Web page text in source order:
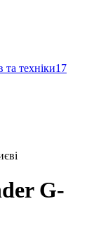
техніки17
G-